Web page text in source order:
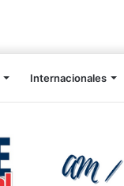
Internacionales